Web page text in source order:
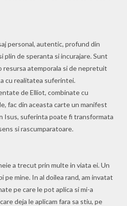
personal, autentic, profund din
plin de speranta si incurajare. Sunt
resursa atemporala si de nepretuit
cu realitatea suferintei.
de Elliot, combinate cu
fac din aceasta carte un manifest
Isus, suferinta poate fi transformata
si rascumparatoare.
a trecut prin multe in viata ei. Un
pe mine. In al doilea rand, am invatat
pe care le pot aplica si mi-a
deja le aplicam fara sa stiu, pe